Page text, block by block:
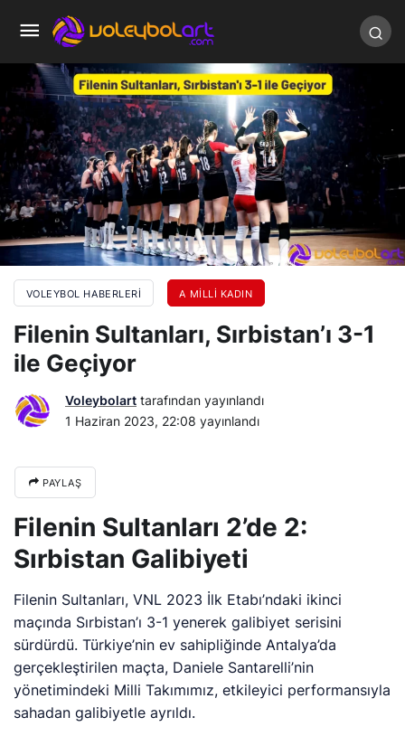
VOLEYBOL HABERLERI A MILLI KADIN
Filenin Sultanları, Sırbistan’ı 3-1
ile Geçiyor
Voleybolart tarafından yayınlandı
1 Haziran 2023, 22:08 yayınlandı
PAYLAŞ
Filenin Sultanları 2’de 2:
Sırbistan Galibiyeti
Filenin Sultanları, VNL 2023 İlk Etabı’ndaki ikinci
maçında Sırbistan’ı 3-1 yenerek galibiyet serisini
sürdürdü. Türkiye’nin ev sahipliğinde Antalya’da
gerçekleştirilen maçta, Daniele Santarelli’nin
yönetimindeki Milli Takımımız, etkileyici performansıyla
sahadan galibiyetle ayrıldı.